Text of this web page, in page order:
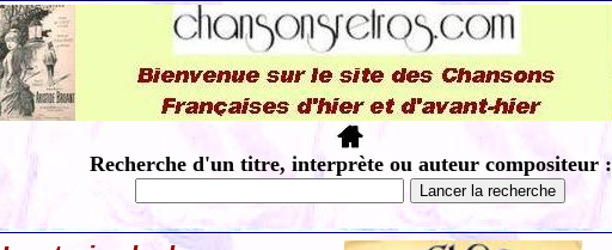
Recherche d'un titre, interprète ou auteur compositeur :